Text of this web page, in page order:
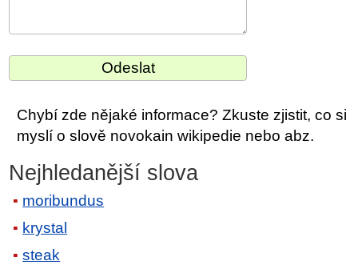
Chybí zde nějaké informace? Zkuste zjistit, co si
myslí o slově novokain wikipedie nebo abz.
Nejhledanější slova
moribundus
krystal
steak